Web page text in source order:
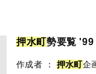
押水町勢要覧 '99
作成者 ： 押水町企